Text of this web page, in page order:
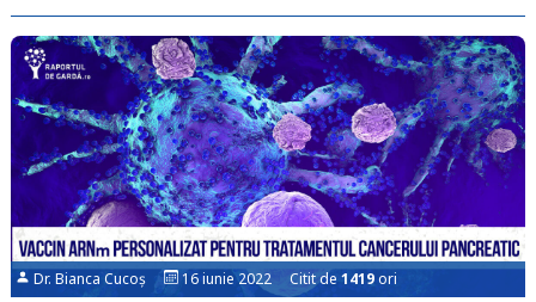
Dr. Bianca Cucoș 16 iunie 2022 Citit de1419ori